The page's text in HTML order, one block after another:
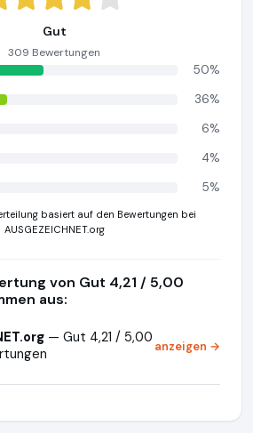
Gut
309 Bewertungen
50%
36%
6%
4%
5%
basiert auf den Bewertungen bei
AUSGEZEICHNET.org
von Gut 4,21 / 5,00
aus:
— Gut 4,21 / 5,00 anzeigen →